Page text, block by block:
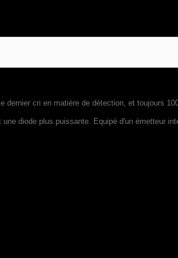
cri en matière de détection, et toujours
diode plus puissante. Equipé d'un émetteur